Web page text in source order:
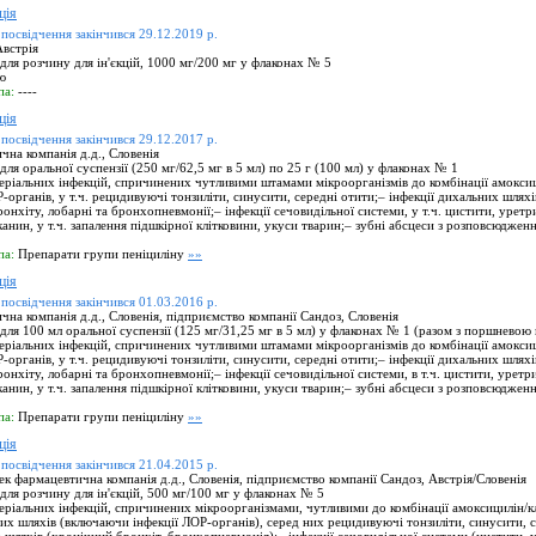
закінчився 29.12.2019 р.
розчину для ін'єкцій, 1000 мг/200 мг у флаконах № 5
----
закінчився 29.12.2017 р.
компанія д.д., Словенія
оральної суспензії (250 мг/62,5 мг в 5 мл) по 25 г (100 мл) у флаконах № 1
інфекцій, спричинених чутливими штамами мікроорганізмів до комбінації
органів, у т.ч. рецидивуючі тонзиліти, синусити, середні отити;– інфекції дихальних
лобарні та бронхопневмонії;– інфекції сечовидільної системи, у т.ч. цистити,
у т.ч. запалення підшкірної клітковини, укуси тварин;– зубні абсцеси з
Препарати групи пеніциліну »»
закінчився 01.03.2016 р.
компанія д.д., Словенія, підприємство компанії Сандоз, Словенія
100 мл оральної суспензії (125 мг/31,25 мг в 5 мл) у флаконах № 1 (разом з поршневою
інфекцій, спричинених чутливими штамами мікроорганізмів до комбінації
органів, у т.ч. рецидивуючі тонзиліти, синусити, середні отити;– інфекції дихальних
лобарні та бронхопневмонії;– інфекції сечовидільної системи, в т.ч. цистити,
у т.ч. запалення підшкірної клітковини, укуси тварин;– зубні абсцеси з
Препарати групи пеніциліну »»
закінчився 21.04.2015 р.
компанія д.д., Словенія, підприємство компанії Сандоз, Австрія/Словенія
розчину для ін'єкцій, 500 мг/100 мг у флаконах № 5
інфекцій, спричинених мікроорганізмами, чутливими до комбінації амоксицилін/
шляхів (включаючи інфекції ЛОР-органів), серед них рецидивуючі тонзиліти, синусити,